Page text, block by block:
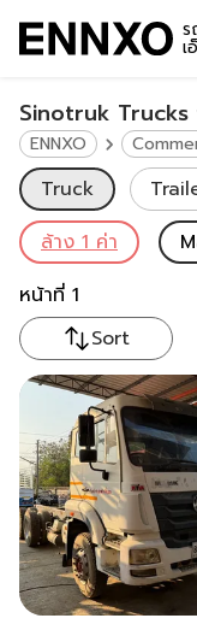
ร
เ
Sinotruk
ENNXO
Truck
หน้าที่ 1
Sort
ล้าง1ค่า